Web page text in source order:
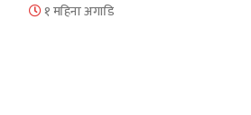
१ महिना अगाडि